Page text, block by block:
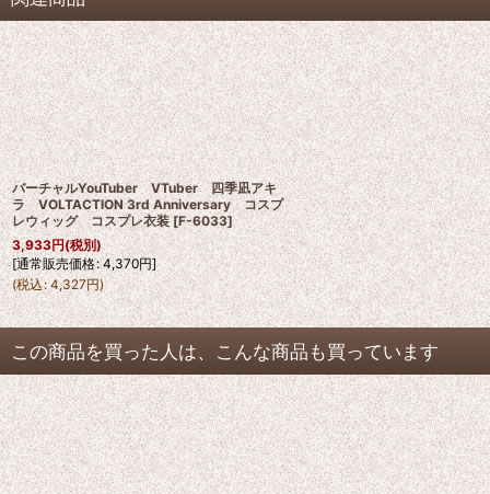
バーチャルYouTuber VTuber 四季凪アキ
ラ VOLTACTION 3rd Anniversary コスプ
レウィッグ コスプレ衣装 [F-6033]
3,933円(税別)
[通常販売価格: 4,370円]
(税込: 4,327円)
この商品を買った人は、こんな商品も買っています